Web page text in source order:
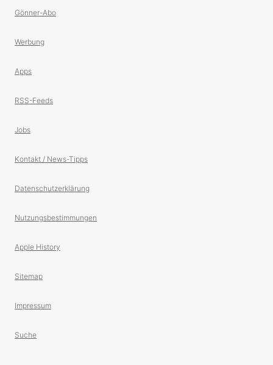
Gönner-Abo
Werbung
Apps
RSS-Feeds
Jobs
Kontakt / News-Tipps
Datenschutzerklärung
Nutzungsbestimmungen
Apple History
Sitemap
Impressum
Suche